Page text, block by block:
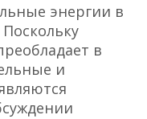
энергии в
в
и